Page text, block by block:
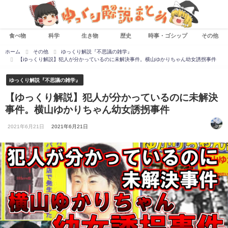
食べ物 科学 生き物 歴史 時事・ゴシップ その他
ホーム その他
ゆっくり解説『不思議の雑学』
【ゆっくり解説】犯人が分かっているのに未解決事件。横山ゆかりちゃん幼女誘拐事件
ゆっくり解説『不思議の雑学』
【ゆっくり解説】犯人が分かっているのに未解決
事件。横山ゆかりちゃん幼女誘拐事件
2021年6月21日 2021年6月21日